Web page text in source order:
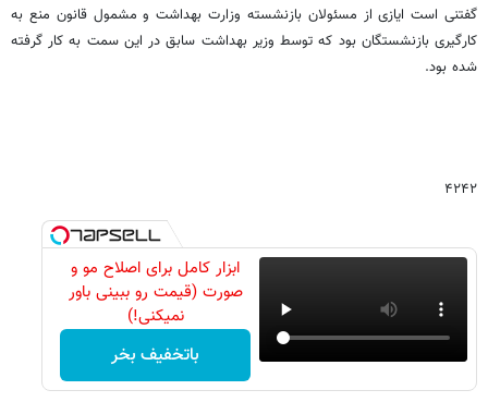
گفتنی است ایازی از مسئولان بازنشسته وزارت بهداشت و مشمول قانون منع به
کارگیری بازنشستگان بود که توسط وزیر بهداشت سابق در این سمت به کار گرفته
شده بود.
۴۲۴۲
ابزار کامل برای اصلاح مو و
صورت (قیمت رو ببینی باور
نمیکنی!)
باتخفیف بخر